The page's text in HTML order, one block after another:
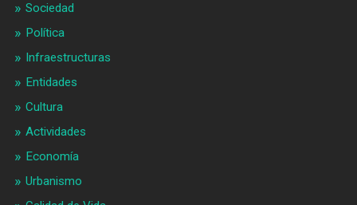
Sociedad
Política
Infraestructuras
Entidades
Cultura
Actividades
Economía
Urbanismo